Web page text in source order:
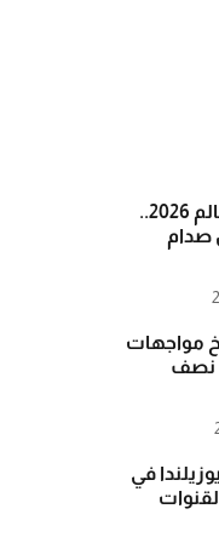
قبل نهائي كأس العالم 2026..
صدام
مواجهات
نصف
في
2026 والقنوات